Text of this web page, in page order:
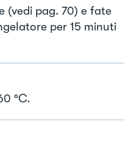
(vedi pag. 70) e fate
per 15 minuti
°C.